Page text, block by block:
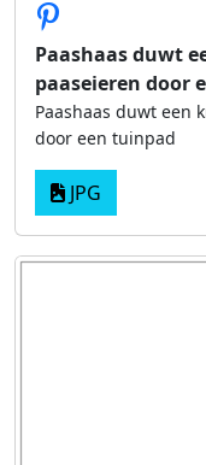
Paashaas duwt
paaseieren door
Paashaas duwt een
door een tuinpad
JPG